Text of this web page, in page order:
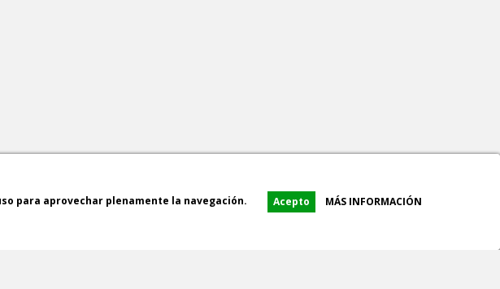
para aprovechar plenamente la navegación. Acepto MÁS INFORMACIÓN